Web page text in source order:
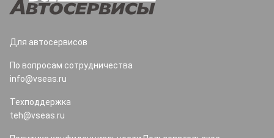
Для автосервисов
По вопросам сотрудничества
info@vseas.ru
Техподдержка
teh@vseas.ru